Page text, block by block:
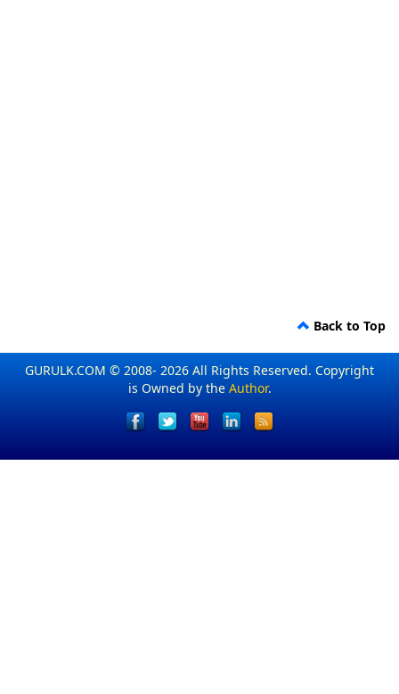
Back to Top
GURULK.COM © 2008- 2026 All Rights Reserved. Copyright
is Owned by the Author.